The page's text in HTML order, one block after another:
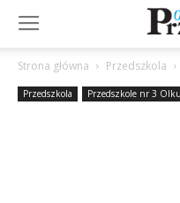
Strona główna Przedszkola
Przedszkola Przedszkole nr 3